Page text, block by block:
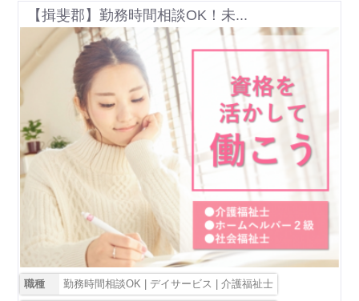
【揖斐郡】勤務時間相談OK！未...
職種 勤務時間相談OK | デイサービス | 介護福祉士